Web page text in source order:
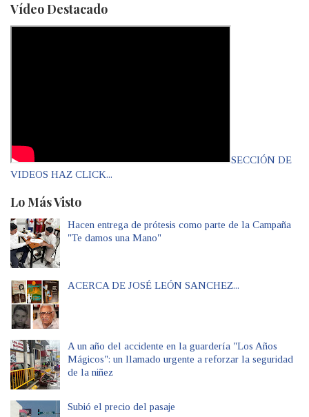
Vídeo Destacado
SECCIÓN DE
VIDEOS HAZ CLICK...
Lo Más Visto
Hacen entrega de prótesis como parte de la Campaña
"Te damos una Mano"
ACERCA DE JOSÉ LEÓN SANCHEZ...
A un año del accidente en la guardería "Los Años
Mágicos": un llamado urgente a reforzar la seguridad
de la niñez
Subió el precio del pasaje